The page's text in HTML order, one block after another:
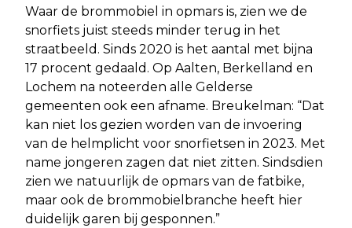
Waar de brommobiel in opmars is, zien we de
snorfiets juist steeds minder terug in het
straatbeeld. Sinds 2020 is het aantal met bijna
17 procent gedaald. Op Aalten, Berkelland en
Lochem na noteerden alle Gelderse
gemeenten ook een afname. Breukelman: “Dat
kan niet los gezien worden van de invoering
van de helmplicht voor snorfietsen in 2023. Met
name jongeren zagen dat niet zitten. Sindsdien
zien we natuurlijk de opmars van de fatbike,
maar ook de brommobielbranche heeft hier
duidelijk garen bij gesponnen.”